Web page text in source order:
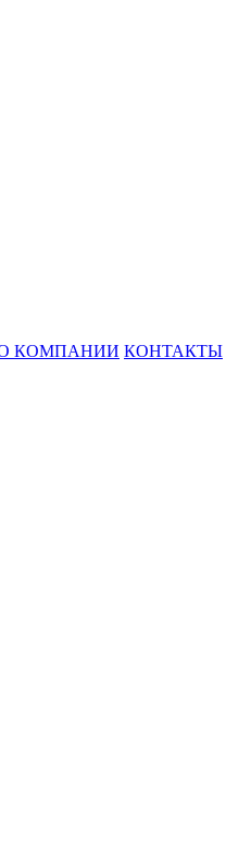
КОМПАНИИ КОНТАКТЫ